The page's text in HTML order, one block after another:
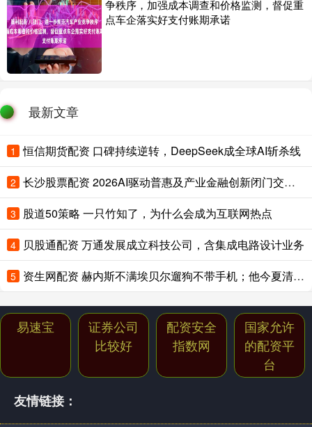
争秩序，加强成本调查和价格监测，督促重
点车企落实好支付账期承诺
最新文章
1 恒信期货配资 口碑持续逆转，DeepSeek成全球AI斩杀线
2 长沙股票配资 2026AI驱动普惠及产业金融创新闭门交流会暨星图AI新产品发布会成功举办
3 股道50策略 一只竹知了，为什么会成为互联网热点
4 贝股通配资 万通发展成立科技公司，含集成电路设计业务
5 资生网配资 赫内斯不满埃贝尔遛狗不带手机；他今夏清不掉冗员可能被开
易速宝
证券公司
比较好
配资安全
指数网
国家允许
的配资平
台
友情链接：